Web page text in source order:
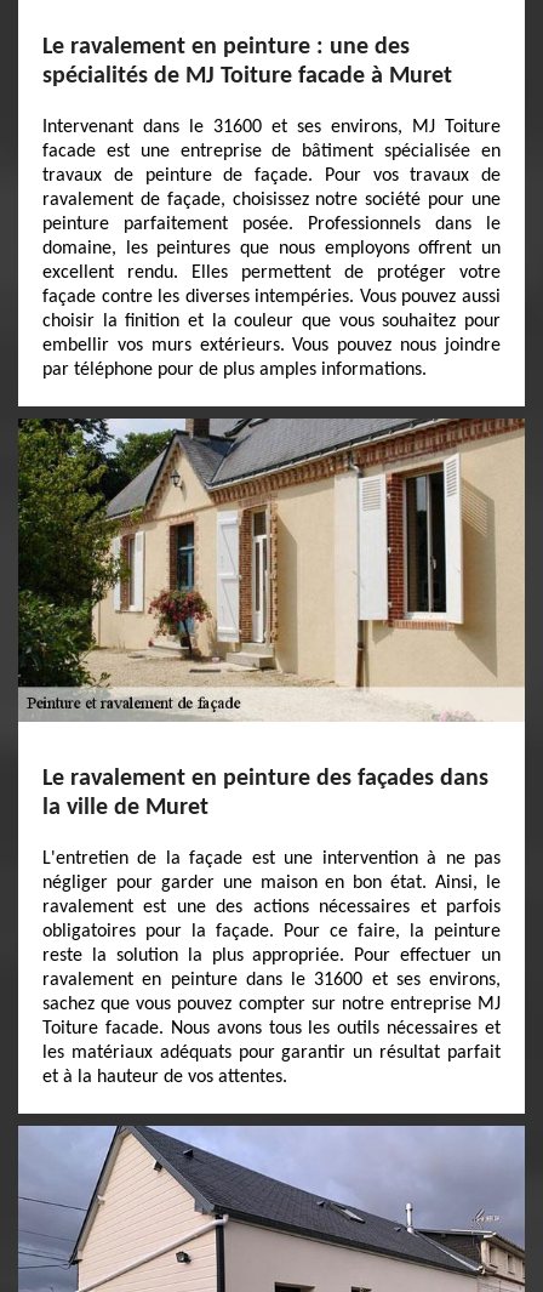
Le ravalement en peinture : une des
spécialités de MJ Toiture facade à Muret
Intervenant dans le 31600 et ses environs, MJ Toiture
facade est une entreprise de bâtiment spécialisée en
travaux de peinture de façade. Pour vos travaux de
ravalement de façade, choisissez notre société pour une
peinture parfaitement posée. Professionnels dans le
domaine, les peintures que nous employons offrent un
excellent rendu. Elles permettent de protéger votre
façade contre les diverses intempéries. Vous pouvez aussi
choisir la finition et la couleur que vous souhaitez pour
embellir vos murs extérieurs. Vous pouvez nous joindre
par téléphone pour de plus amples informations.
Le ravalement en peinture des façades dans
la ville de Muret
L'entretien de la façade est une intervention à ne pas
négliger pour garder une maison en bon état. Ainsi, le
ravalement est une des actions nécessaires et parfois
obligatoires pour la façade. Pour ce faire, la peinture
reste la solution la plus appropriée. Pour effectuer un
ravalement en peinture dans le 31600 et ses environs,
sachez que vous pouvez compter sur notre entreprise MJ
Toiture facade. Nous avons tous les outils nécessaires et
les matériaux adéquats pour garantir un résultat parfait
et à la hauteur de vos attentes.